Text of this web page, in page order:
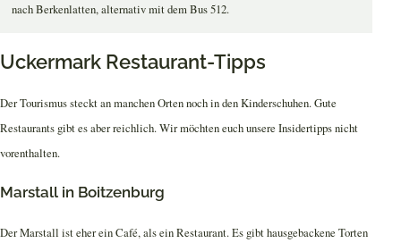
nach Berkenlatten, alternativ mit dem Bus 512.
Uckermark Restaurant-Tipps
Der Tourismus steckt an manchen Orten noch in den Kinderschuhen. Gute
Restaurants gibt es aber reichlich. Wir möchten euch unsere Insidertipps nicht
vorenthalten.
Marstall in Boitzenburg
Der Marstall ist eher ein Café, als ein Restaurant. Es gibt hausgebackene Torten